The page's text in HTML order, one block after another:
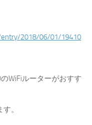
entry/2018/06/01/19410
WiFiルーターがおすす
。